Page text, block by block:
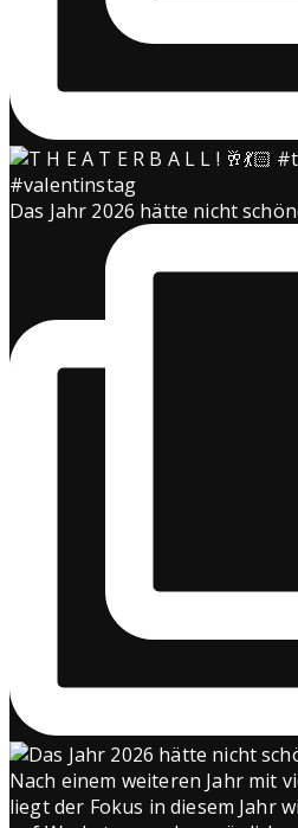
Das Jahr 2026 hätte nicht